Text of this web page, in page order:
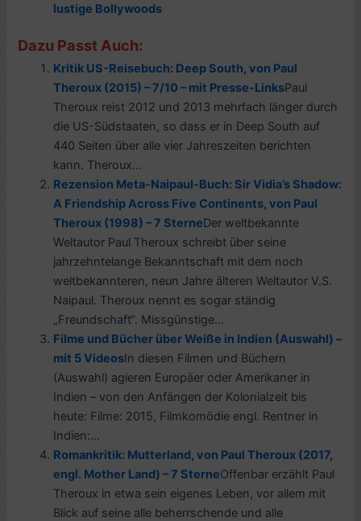
lustige Bollywoods
Dazu Passt Auch:
Kritik US-Reisebuch: Deep South, von Paul
Theroux (2015) – 7/10 – mit Presse-LinksPaul
Theroux reist 2012 und 2013 mehrfach länger durch
die US-Südstaaten, so dass er in Deep South auf
440 Seiten über alle vier Jahreszeiten berichten
kann. Theroux...
Rezension Meta-Naipaul-Buch: Sir Vidia’s Shadow:
A Friendship Across Five Continents, von Paul
Theroux (1998) – 7 SterneDer weltbekannte
Weltautor Paul Theroux schreibt über seine
jahrzehntelange Bekanntschaft mit dem noch
weltbekannteren, neun Jahre älteren Weltautor V.S.
Naipaul. Theroux nennt es sogar ständig
„Freundschaft“. Missgünstige...
Filme und Bücher über Weiße in Indien (Auswahl) –
mit 5 VideosIn diesen Filmen und Büchern
(Auswahl) agieren Europäer oder Amerikaner in
Indien – von den Anfängen der Kolonialzeit bis
heute: Filme: 2015, Filmkomödie engl. Rentner in
Indien:...
Romankritik: Mutterland, von Paul Theroux (2017,
engl. Mother Land) – 7 SterneOffenbar erzählt Paul
Theroux in etwa sein eigenes Leben, vor allem mit
Blick auf seine alle beherrschende und alle